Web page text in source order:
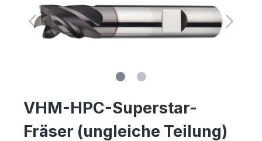
VHM-HPC-Superstar-
Fräser (ungleiche Teilung)